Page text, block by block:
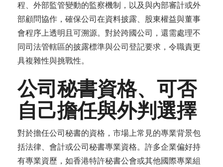
程、外部監管變動的監察機制，以及與內部審計或外
部顧問協作，確保公司在資料披露、股東權益與董事
會程序上透明且可溯源。對於跨國公司，還需處理不
同司法管轄區的披露標準與公司登記要求，令職責更
具複雜性與挑戰性。
公司秘書資格、可否
自己擔任與外判選擇
對於擔任公司秘書的資格，市場上常見的專業背景包
括法律、會計或公司秘書專業資格。許多企業偏好持
有專業資歷，如香港特許秘書公會或其他國際專業組